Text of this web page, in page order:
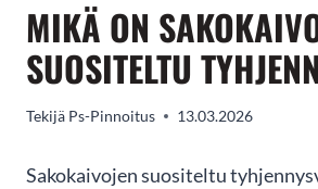
MIKÄ ON
SUOSITELTU
Tekijä Ps-Pinnoitus 13.03.2026
Sakokaivojen suositeltu